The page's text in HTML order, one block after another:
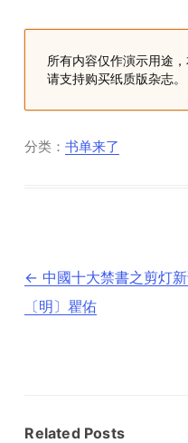
所有内容仅作演示用途
请支持购买纸质版杂志。
分类：书单来了
文
章
导
← 中國十大禁書之剪灯
〔明〕瞿佑
Related Posts